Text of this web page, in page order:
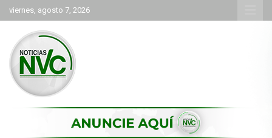
Saltar
al
contenido
viernes, agosto 7, 2026
NVC Noticias